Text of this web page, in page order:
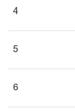
4
5
6